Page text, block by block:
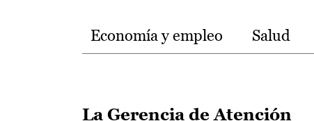
Temas
Economía y empleo Salud
La Gerencia de Atención